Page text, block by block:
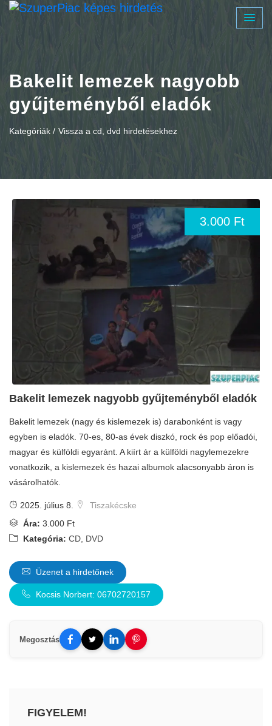
Bakelit lemezek nagyobb
gyűjteményből eladók
Kategóriák / Vissza a cd, dvd hirdetésekhez
3.000 Ft
Bakelit lemezek nagyobb gyűjteményből eladók
Bakelit lemezek (nagy és kislemezek is) darabonként is vagy
egyben is eladók. 70-es, 80-as évek diszkó, rock és pop előadói,
magyar és külföldi egyaránt. A kiírt ár a külföldi nagylemezekre
vonatkozik, a kislemezek és hazai albumok alacsonyabb áron is
vásárolhatók.
2025. július 8.
Tiszakécske
Ára: 3.000 Ft
Kategória: CD, DVD
Üzenet a hirdetőnek
Kocsis Norbert: 06702720157
Megosztás
FIGYELEM!